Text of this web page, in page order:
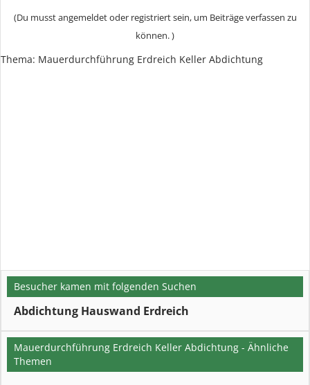
(Du musst angemeldet oder registriert sein, um Beiträge verfassen zu
können. )
Thema: Mauerdurchführung Erdreich Keller Abdichtung
Besucher kamen mit folgenden Suchen
Abdichtung Hauswand Erdreich
Mauerdurchführung Erdreich Keller Abdichtung - Ähnliche
Themen